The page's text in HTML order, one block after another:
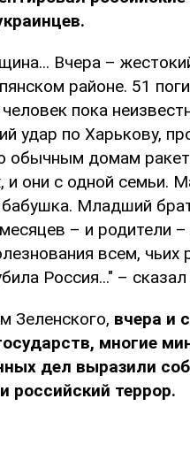
Вчера –
районе. 51
пока
удар по Харькову,
обычным домам
и они с одной семьи.
бабушка. Младший
– и родители
всем, чьих
Россия..." – сказал
Зеленского, вчера и
многие
дел выразили
российский террор.